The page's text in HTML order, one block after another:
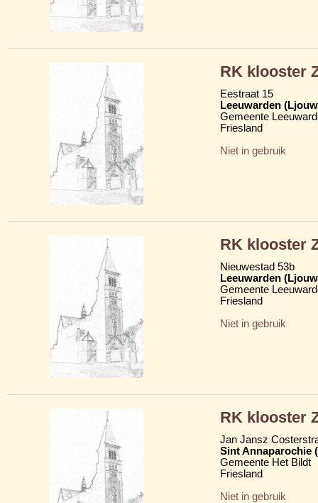
RK klooster
Eestraat 15
Leeuwarden
Gemeente
Friesland
Niet in gebruik
RK klooster
Nieuwestad 53b
Leeuwarden
Gemeente
Friesland
Niet in gebruik
RK klooster
Jan Jansz
Sint Annaparochie
Gemeente Het Bildt
Friesland
Niet in gebruik